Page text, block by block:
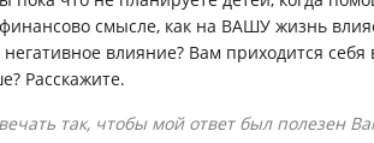
смысле, как на ВАШУ жизнь
влияние? Вам приходится
Расскажите.
так, чтобы мой ответ был полезен